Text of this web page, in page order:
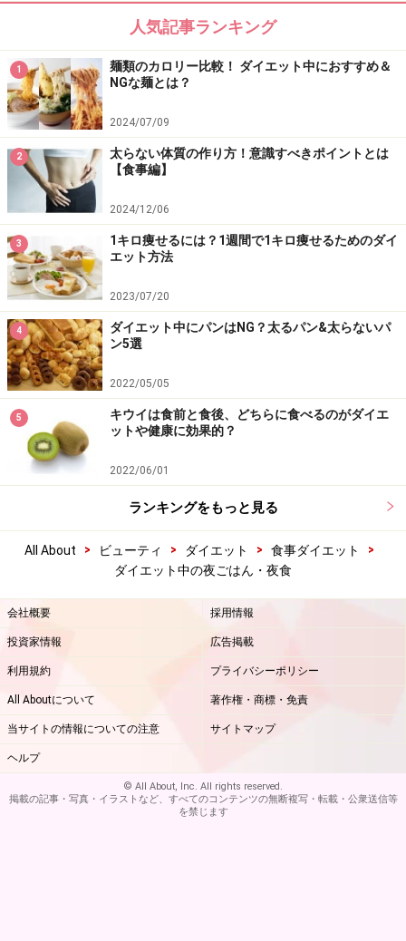
人気記事ランキング
1
麺類のカロリー比較！ ダイエット中におすすめ＆
NGな麺とは？
2024/07/09
2
太らない体質の作り方！意識すべきポイントとは
【食事編】
2024/12/06
3
1キロ痩せるには？1週間で1キロ痩せるためのダイ
エット方法
2023/07/20
4
ダイエット中にパンはNG？太るパン&太らないパ
ン5選
2022/05/05
5
キウイは食前と食後、どちらに食べるのがダイエ
ットや健康に効果的？
2022/06/01
ランキングをもっと見る
All About > ビューティ > ダイエット > 食事ダイエット
>
ダイエット中の夜ごはん・夜食
会社概要 採用情報
投資家情報 広告掲載
利用規約 プライバシーポリシー
All Aboutについて 著作権・商標・免責
当サイトの情報についての注意 サイトマップ
ヘルプ
© All About, Inc. All rights reserved.
掲載の記事・写真・イラストなど、すべてのコンテンツの無断複写・転載・公衆送信等
を禁じます